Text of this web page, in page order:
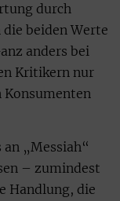
durch
beiden Werte
anders bei
Kritikern nur
Konsumenten
„Messiah“
– zumindest
Handlung, die